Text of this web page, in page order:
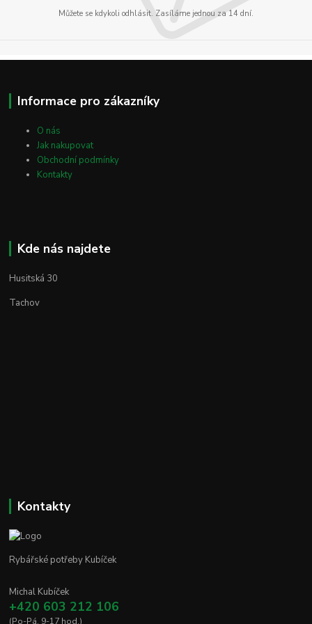
Můžete se kdykoli odhlásit. Zasíláme jednou za 14 dní.
Informace pro zákazníky
O nás
Jak nakupovat
Obchodní podmínky
Kontakty
Kde nás najdete
Husitská 30
Tachov
Kontakty
Rybářské potřeby Kubíček
Michal Kubíček
+420 603 212 106
(Po-Pá, 9-17 hod.)